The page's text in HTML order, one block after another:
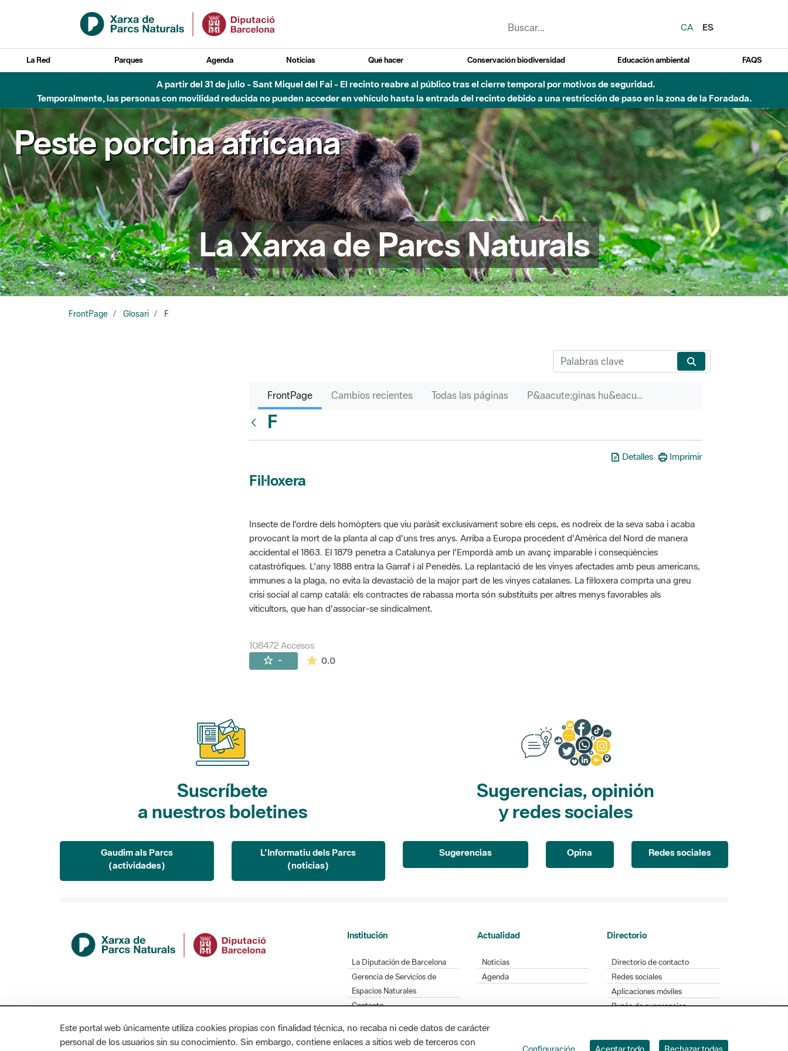
Saltar al contenido principal
CA
ES
La Red Parques Agenda Noticias Qué hacer Conservación biodiversidad Educación ambiental FAQS
A partir del 31 de julio - Sant Miquel del Fai - El recinto reabre al público tras el cierre temporal por motivos de seguridad.
Temporalmente, las personas con movilidad reducida no pueden acceder en vehículo hasta la entrada del recinto debido a una restricción de paso en la zona de la Foradada.
Peste porcina africana
La Xarxa de Parcs Naturals
FrontPage Glosari F
FrontPage Cambios recientes Todas las páginas P&aacute;ginas hu&eacute;rfanas
F
Detalles Imprimir
Fil·loxera
Insecte de l'ordre dels homòpters que viu paràsit exclusivament sobre els ceps, es nodreix de la seva saba i acaba
provocant la mort de la planta al cap d'uns tres anys. Arriba a Europa procedent d'Amèrica del Nord de manera
accidental el 1863. El 1879 penetra a Catalunya per l'Empordà amb un avanç imparable i conseqüències
catastròfiques. L'any 1888 entra la Garraf i al Penedès. La replantació de les vinyes afectades amb peus americans,
immunes a la plaga, no evita la devastació de la major part de les vinyes catalanes. La fil·loxera comprta una greu
crisi social al camp català: els contractes de rabassa morta són substituïts per altres menys favorables als
viticultors, que han d'associar-se sindicalment.
108472 Accesos
- 0.0La valoración media es de 0 estrellas de 5.
Suscríbete
a nuestros boletines
Gaudim als Parcs
(actividades)
L'Informatiu dels Parcs
(noticias)
Sugerencias, opinión
y redes sociales
Sugerencias Opina Redes sociales
Institución
La Diputación de Barcelona
Gerencia de Servicios de
Espacios Naturales
Contacto
Actualidad
Noticias
Agenda
Directorio
Directorio de contacto
Redes sociales
Aplicaciones móviles
Buzón de sugerencias
Este portal web únicamente utiliza cookies propias con finalidad técnica, no recaba ni cede datos de carácter
personal de los usuarios sin su conocimiento. Sin embargo, contiene enlaces a sitios web de terceros con
Configuración Aceptar todo Rechazar todas